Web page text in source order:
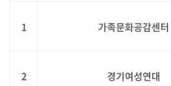
1 가족문화공감센터
2 경기여성연대